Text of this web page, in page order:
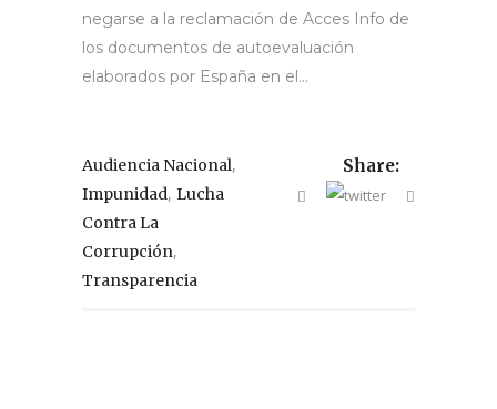
negarse a la reclamación de Acces Info de
los documentos de autoevaluación
elaborados por España en el...
Audiencia Nacional,
Impunidad, Lucha
Contra La
Corrupción,
Transparencia
Share: